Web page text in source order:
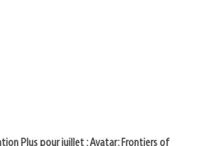
Plus pour juillet : Avatar: Frontiers of